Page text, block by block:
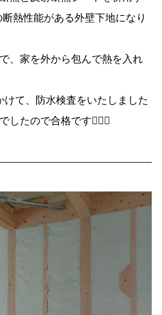
熱性能がある外壁下地になり
、家を外から包んで熱を入れ
て、防水検査をいたしました
したので合格です🙆🏻‍♀️